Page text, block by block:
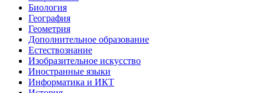
Биология
География
Геометрия
Дополнительное образование
Естествознание
Изобразительное искусство
Иностранные языки
Информатика и ИКТ